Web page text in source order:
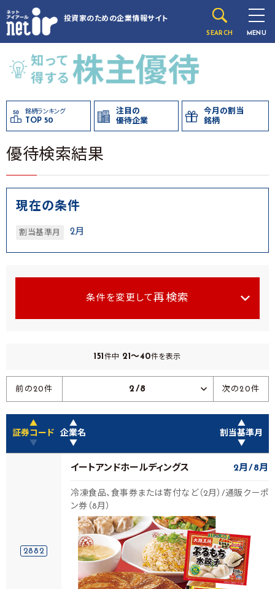
投資家のための企業情報サイト
SEARCH MENU
銘柄ランキング
TOP 50
注目の
優待企業
今月の割当
銘柄
優待検索結果
現在の条件
割当基準月 2月
条件を変更して 再検索
151 件中 21～40件を表示
前の20件 2/8 次の20件
▲
証券コード
▼
▲
企業名
▼
▲
割当基準月
▼
2882
イートアンドホールディングス 2月 8月
冷凍食品、食事券または寄付など（2月）/通販クーポ
ン券（8月）